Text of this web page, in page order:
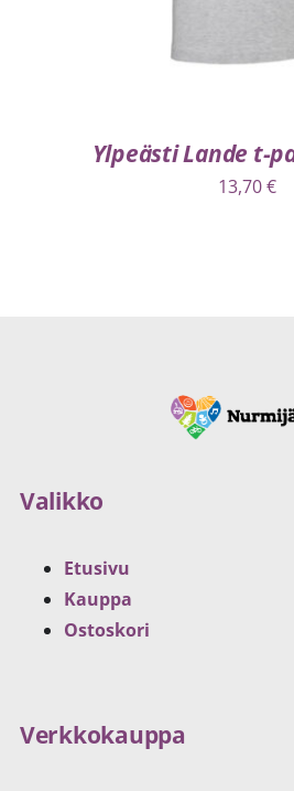
Ylpeästi Lande t-
13,70€
Valikko
Etusivu
Kauppa
Ostoskori
Verkkokauppa